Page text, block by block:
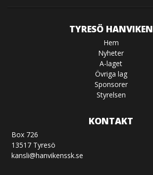
TYRESÖ HANVIKEN
Hem
Nyheter
A-laget
Övriga lag
Sponsorer
Styrelsen
KONTAKT
Box 726
13517 Tyresö
kansli@hanvikenssk.se